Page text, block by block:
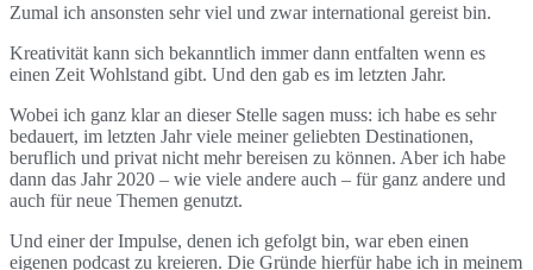
Zumal ich ansonsten sehr viel und zwar international gereist bin.
Kreativität kann sich bekanntlich immer dann entfalten wenn es
einen Zeit Wohlstand gibt. Und den gab es im letzten Jahr.
Wobei ich ganz klar an dieser Stelle sagen muss: ich habe es sehr
bedauert, im letzten Jahr viele meiner geliebten Destinationen,
beruflich und privat nicht mehr bereisen zu können. Aber ich habe
dann das Jahr 2020 – wie viele andere auch – für ganz andere und
auch für neue Themen genutzt.
Und einer der Impulse, denen ich gefolgt bin, war eben einen
eigenen podcast zu kreieren. Die Gründe hierfür habe ich in meinem